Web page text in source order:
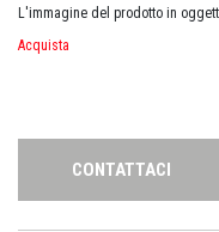
L'immagine del prodotto in
Acquista
CONTATTACI